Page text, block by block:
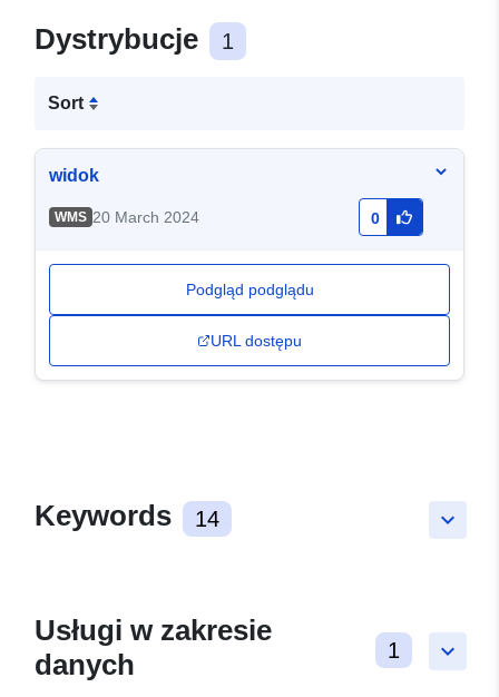
Dystrybucje 1
Sort
widok
WMS 20 March 2024 0
Podgląd podglądu
URL dostępu
keyboard_arrow_down
Keywords 14
keyboard_arrow_down
Usługi w zakresie
danych
1